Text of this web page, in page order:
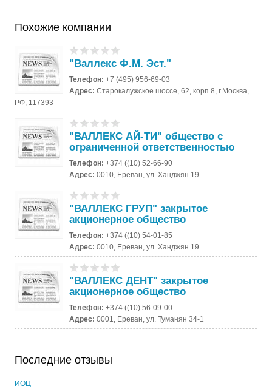
Похожие компании
"Валлекс Ф.М. Эст."
Телефон:+7 (495) 956-69-03
Адрес:Старокалужское шоссе, 62, корп.8, г.Москва,
РФ, 117393
"ВАЛЛЕКС АЙ-ТИ" общество с
ограниченной ответственностью
Телефон:+374 ((10) 52-66-90
Адрес:0010, Ереван, ул. Ханджян 19
"ВАЛЛЕКС ГРУП" закрытое
акционерное общество
Телефон:+374 ((10) 54-01-85
Адрес:0010, Ереван, ул. Ханджян 19
"ВАЛЛЕКС ДЕНТ" закрытое
акционерное общество
Телефон:+374 ((10) 56-09-00
Адрес:0001, Ереван, ул. Туманян 34-1
Последние отзывы
ИОЦ